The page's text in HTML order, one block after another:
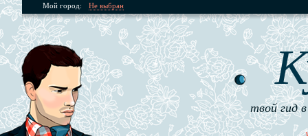
Мой город: Не выбран
твой гид